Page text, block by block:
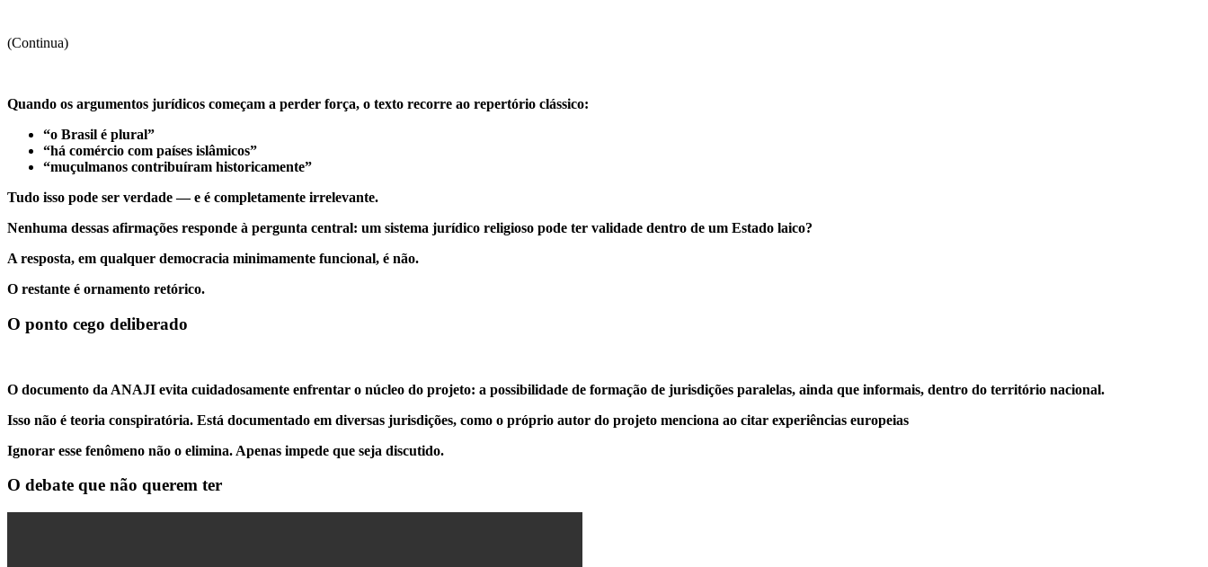
(Continua)
Quando os argumentos jurídicos começam a perder força, o texto recorre ao repertório clássico:
“o Brasil é plural”
“há comércio com países islâmicos”
“muçulmanos contribuíram historicamente”
Tudo isso pode ser verdade — e é completamente irrelevante.
Nenhuma dessas afirmações responde à pergunta central: um sistema jurídico religioso pode ter validade dentro de um Estado laico?
A resposta, em qualquer democracia minimamente funcional, é não.
O restante é ornamento retórico.
O ponto cego deliberado
O documento da ANAJI evita cuidadosamente enfrentar o núcleo do projeto: a possibilidade de formação de jurisdições paralelas, ainda que informais, dentro do território nacional.
Isso não é teoria conspiratória. Está documentado em diversas jurisdições, como o próprio autor do projeto menciona ao citar experiências europeias
Ignorar esse fenômeno não o elimina. Apenas impede que seja discutido.
O debate que não querem ter